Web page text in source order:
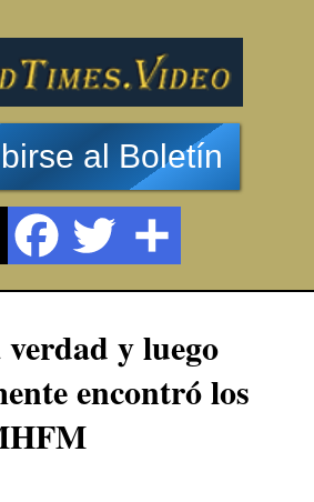
al Boletín
y luego
encontró los